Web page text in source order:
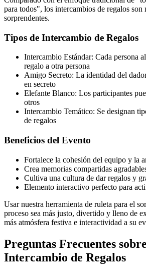
para todos", los intercambios de regalos son
sorprendentes.
Tipos de Intercambio de Regalos
Intercambio Estándar: Cada persona
regalo a otra persona
Amigo Secreto: La identidad del
en secreto
Elefante Blanco: Los participantes
otros
Intercambio Temático: Se designan
de regalos
Beneficios del Evento
Fortalece la cohesión del equipo y la
Crea memorias compartidas
Cultiva una cultura de dar regalos y
Elemento interactivo perfecto para
Usar nuestra herramienta de ruleta para el
proceso sea más justo, divertido y lleno de
más atmósfera festiva e interactividad a su
Preguntas Frecuentes
Intercambio de Regalos